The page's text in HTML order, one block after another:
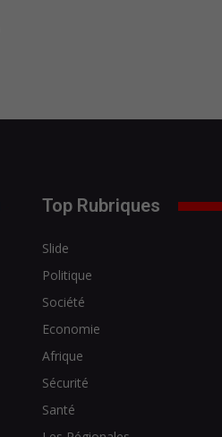
Top Rubriques
Slide
Politique
Société
Economie
Afrique
Sécurité
Santé